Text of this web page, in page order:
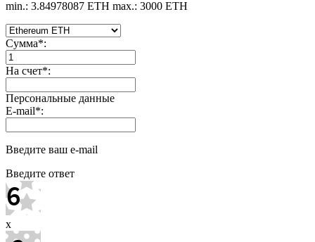
min.: 3.84978087 ETH max.: 3000 ETH
Сумма*:
На счет*:
Персональные данные
E-mail*:
Введите ваш e-mail
Введите ответ
x